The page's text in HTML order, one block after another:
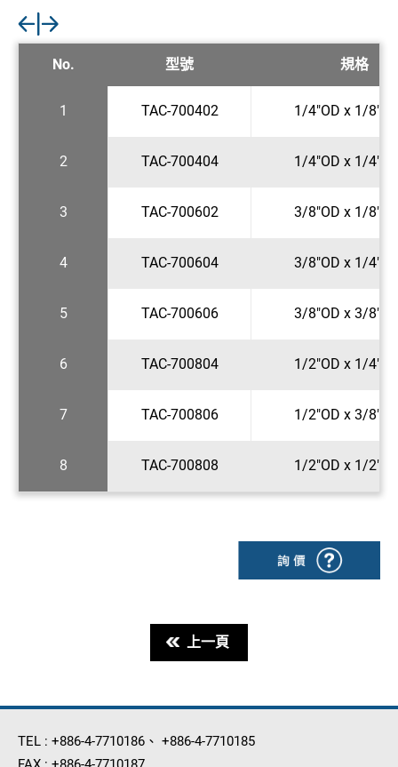
No. 型號 規格
1 TAC-700402 1/4"OD x 1/
2 TAC-700404 1/4"OD x 1/
3 TAC-700602 3/8"OD x 1/
4 TAC-700604 3/8"OD x 1/
5 TAC-700606 3/8"OD x 3/
6 TAC-700804 1/2"OD x 1/
7 TAC-700806 1/2"OD x 3/
8 TAC-700808 1/2"OD x 1/
上一頁
TEL : +886-4-7710186 、 +886-4-7710185